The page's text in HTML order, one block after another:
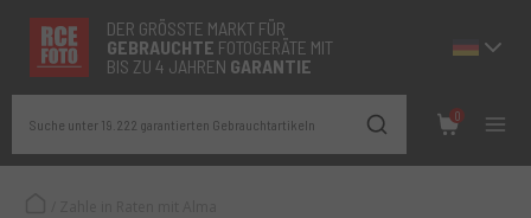
DER GRÖSSTE MARKT FÜR
GEBRAUCHTE FOTOGERÄTE MIT
BIS ZU 4 JAHREN GARANTIE
Suche unter 19.222 garantierten Gebrauchtartikeln
0